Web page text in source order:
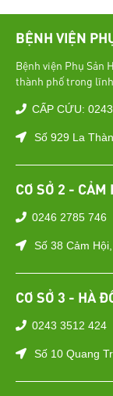
BỆNH VIỆN
Bệnh viện Phụ Sản
thành phố trong lĩnh
CẤP CỨU:
Số 929 La
CƠ SỞ 2 - CẢM
0246 2785 746
Số 38 Cảm
CƠ SỞ 3 - HÀ
0243 3512 424
Số 10 Quang